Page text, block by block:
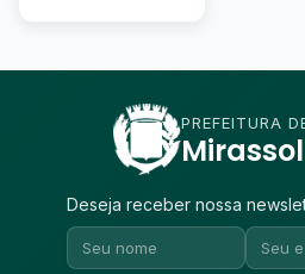
PREFEITURA
Deseja receber nossa